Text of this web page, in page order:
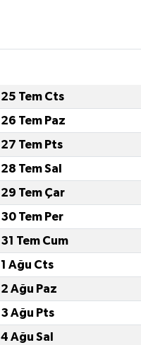
25 Tem Cts
26 Tem Paz
27 Tem Pts
28 Tem Sal
29 Tem Çar
30 Tem Per
31 Tem Cum
1 Ağu Cts
2 Ağu Paz
3 Ağu Pts
4 Ağu Sal